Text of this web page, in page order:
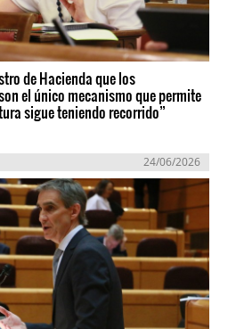
de Hacienda que los
el único mecanismo que permite
sigue teniendo recorrido”
24/06/2026